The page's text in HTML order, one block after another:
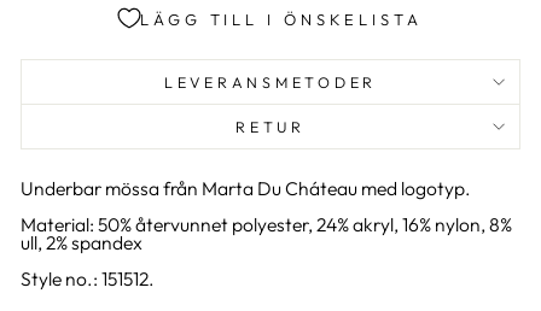
LÄGG TILL I ÖNSKELISTA
LEVERANSMETODER
RETUR
Underbar mössa från Marta Du Cháteau med logotyp.
Material: 50% återvunnet polyester, 24% akryl, 16% nylon, 8%
ull, 2% spandex
Style no.: 151512.